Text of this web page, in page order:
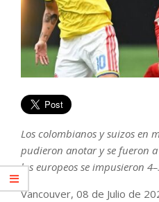
Los colombianos y suizos en
pudieron anotar y se fueron
los europeos se impusieron
Vancouver, 08 de Julio de